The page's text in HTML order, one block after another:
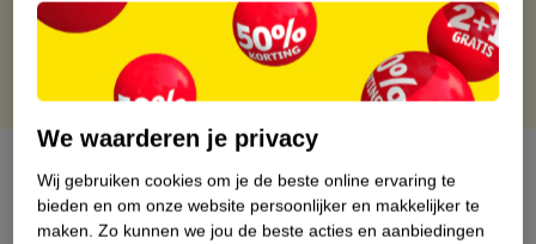
Gratis punten met je Kruidvat kaart
Over dit product
Productinformatie
We waarderen je privacy
Wij gebruiken cookies om je de beste online ervaring te
bieden en om onze website persoonlijker en makkelijker te
maken. Zo kunnen we jou de beste acties en aanbiedingen